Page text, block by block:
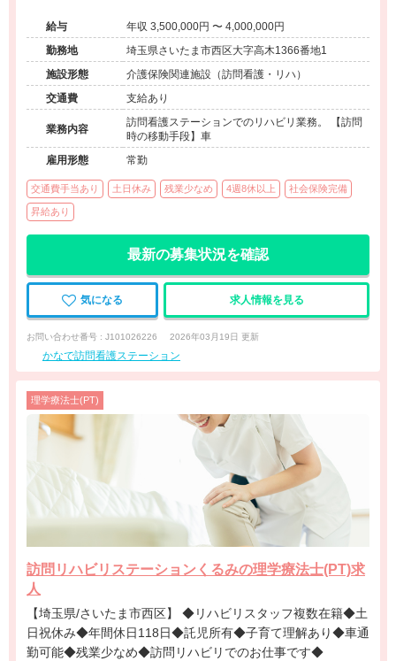
給与
年収 3,500,000円 〜 4,000,000円
勤務地
埼玉県さいたま市西区大字高木1366番地1
施設形態
介護保険関連施設（訪問看護・リハ）
交通費
支給あり
業務内容
訪問看護ステーションでのリハビリ業務。 【訪問
時の移動手段】車
雇用形態
常勤
交通費手当あり 土日休み 残業少なめ 4週8休以上 社会保険完備
昇給あり
最新の募集状況を確認
気になる 求人情報を見る
お問い合わせ番号 : J101026226 2026年03月19日 更新
かなで訪問看護ステーション
理学療法士(PT)
訪問リハビリステーションくるみの理学療法士(PT)求
人
【埼玉県/さいたま市西区】 ◆リハビリスタッフ複数在籍◆土
日祝休み◆年間休日118日◆託児所有◆子育て理解あり◆車通
勤可能◆残業少なめ◆訪問リハビリでのお仕事です◆